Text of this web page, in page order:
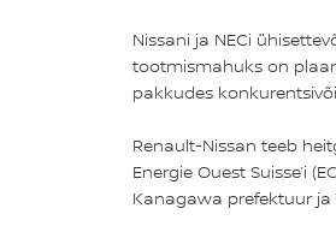
Nissani ja NECi
tootmismahuks on
pakkudes
Renault-Nissan teeb
Energie Ouest Suisse’i
Kanagawa prefektuur ja